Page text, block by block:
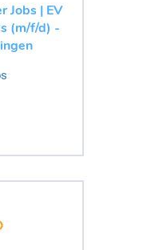
Jobs | EV
(m/f/d) -